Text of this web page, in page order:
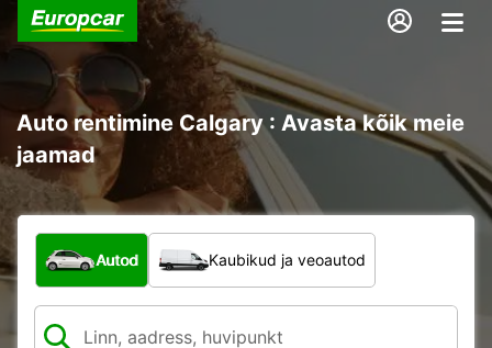
Auto rentimine Calgary : Avasta kõik meie
jaamad
Mis tüüpi sõiduk?
Autod Kaubikud ja veoautod